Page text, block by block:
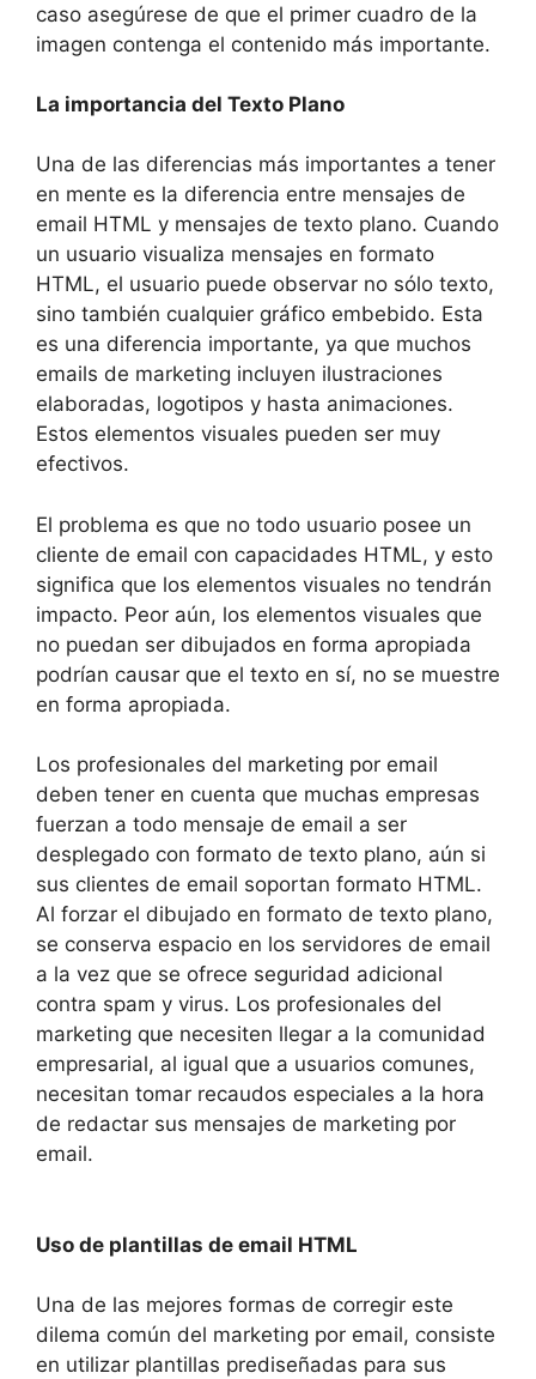
caso asegúrese de que el primer cuadro de la
imagen contenga el contenido más importante.
La importancia del Texto Plano
Una de las diferencias más importantes a tener
en mente es la diferencia entre mensajes de
email HTML y mensajes de texto plano. Cuando
un usuario visualiza mensajes en formato
HTML, el usuario puede observar no sólo texto,
sino también cualquier gráfico embebido. Esta
es una diferencia importante, ya que muchos
emails de marketing incluyen ilustraciones
elaboradas, logotipos y hasta animaciones.
Estos elementos visuales pueden ser muy
efectivos.
El problema es que no todo usuario posee un
cliente de email con capacidades HTML, y esto
significa que los elementos visuales no tendrán
impacto. Peor aún, los elementos visuales que
no puedan ser dibujados en forma apropiada
podrían causar que el texto en sí, no se muestre
en forma apropiada.
Los profesionales del marketing por email
deben tener en cuenta que muchas empresas
fuerzan a todo mensaje de email a ser
desplegado con formato de texto plano, aún si
sus clientes de email soportan formato HTML.
Al forzar el dibujado en formato de texto plano,
se conserva espacio en los servidores de email
a la vez que se ofrece seguridad adicional
contra spam y virus. Los profesionales del
marketing que necesiten llegar a la comunidad
empresarial, al igual que a usuarios comunes,
necesitan tomar recaudos especiales a la hora
de redactar sus mensajes de marketing por
email.
Uso de plantillas de email HTML
Una de las mejores formas de corregir este
dilema común del marketing por email, consiste
en utilizar plantillas prediseñadas para sus